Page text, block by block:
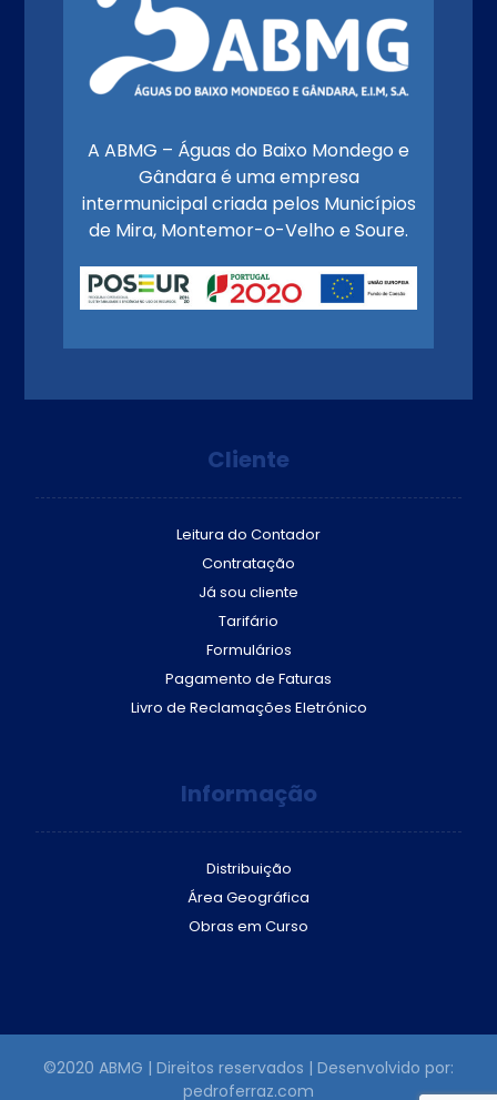
A ABMG – Águas do Baixo Mondego e
Gândara é uma empresa
intermunicipal criada pelos Municípios
de Mira, Montemor-o-Velho e Soure.
Cliente
Leitura do Contador
Contratação
Já sou cliente
Tarifário
Formulários
Pagamento de Faturas
Livro de Reclamações Eletrónico
Informação
Distribuição
Área Geográfica
Obras em Curso
©2020 ABMG | Direitos reservados | Desenvolvido por:
pedroferraz.com